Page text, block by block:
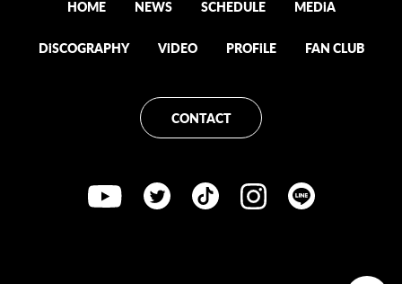
HOME NEWS SCHEDULE MEDiA
DiSCOGRAPHY ViDEO PROFiLE FAN CLUB
CONTACT